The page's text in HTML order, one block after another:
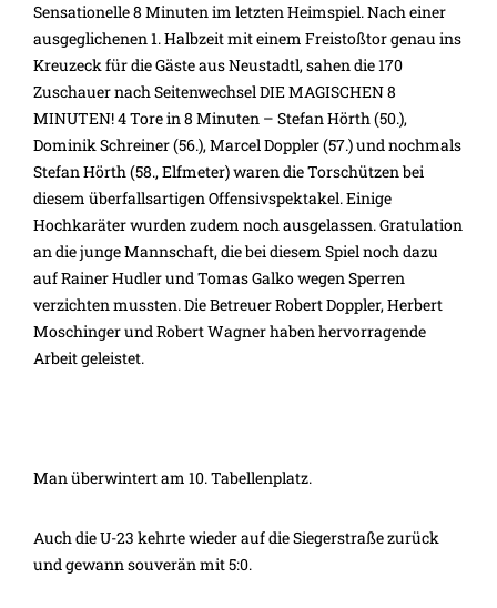
Sensationelle 8 Minuten im letzten Heimspiel. Nach einer
ausgeglichenen 1. Halbzeit mit einem Freistoßtor genau ins
Kreuzeck für die Gäste aus Neustadtl, sahen die 170
Zuschauer nach Seitenwechsel DIE MAGISCHEN 8
MINUTEN! 4 Tore in 8 Minuten – Stefan Hörth (50.),
Dominik Schreiner (56.), Marcel Doppler (57.) und nochmals
Stefan Hörth (58., Elfmeter) waren die Torschützen bei
diesem überfallsartigen Offensivspektakel. Einige
Hochkaräter wurden zudem noch ausgelassen. Gratulation
an die junge Mannschaft, die bei diesem Spiel noch dazu
auf Rainer Hudler und Tomas Galko wegen Sperren
verzichten mussten. Die Betreuer Robert Doppler, Herbert
Moschinger und Robert Wagner haben hervorragende
Arbeit geleistet.
Man überwintert am 10. Tabellenplatz.
Auch die U-23 kehrte wieder auf die Siegerstraße zurück
und gewann souverän mit 5:0.